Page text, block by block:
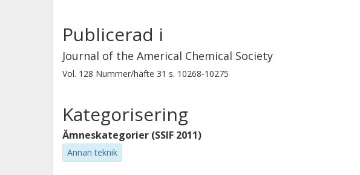
Publicerad i
Journal of the Americal Chemical Society
Vol. 128 Nummer/häfte 31 s. 10268-10275
Kategorisering
Ämneskategorier (SSIF 2011)
Annan teknik